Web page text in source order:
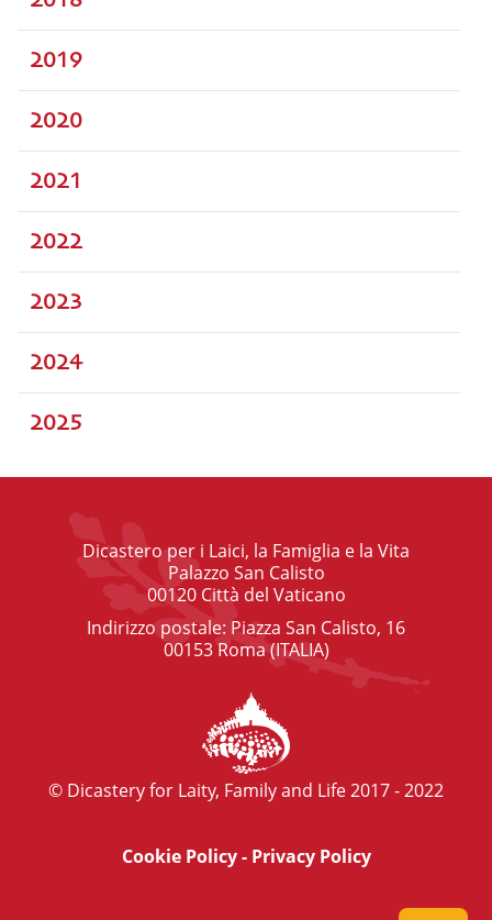
2019
2020
2021
2022
2023
2024
2025
Dicastero per i Laici, la Famiglia e la Vita
Palazzo San Calisto
00120 Città del Vaticano
Indirizzo postale: Piazza San Calisto, 16
00153 Roma (ITALIA)
© Dicastery for Laity, Family and Life 2017 - 2022
Cookie Policy- Privacy Policy